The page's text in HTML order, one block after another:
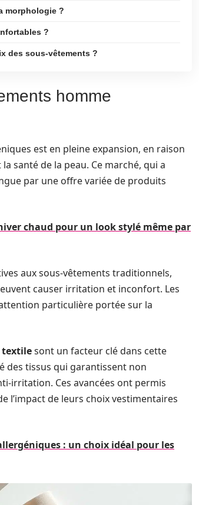
morphologie ?
?
des sous-vêtements ?
homme
est en pleine expansion, en raison
santé de la peau. Ce marché, qui a
par une offre variée de produits
chaud pour un look stylé même par
aux sous-vêtements traditionnels,
causer irritation et inconfort. Les
particulière portée sur la
textilesont un facteur clé dans cette
des tissus qui garantissent non
irritation. Ces avancées ont permis
l’impact de leurs choix vestimentaires
: un choix idéal pour les